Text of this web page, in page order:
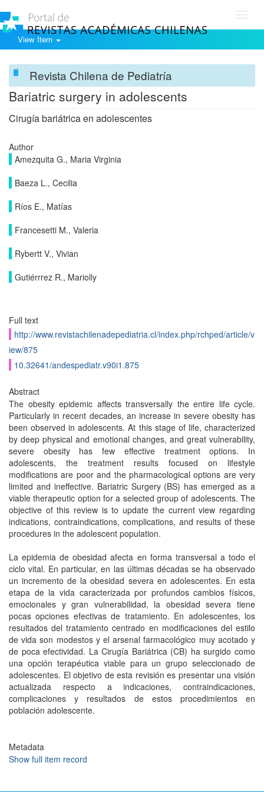
View Item
Revista Chilena de Pediatría
Bariatric surgery in adolescents
Cirugía bariátrica en adolescentes
Author
Amezquita G., Maria Virginia
Baeza L., Cecilia
Ríos E., Matías
Francesetti M., Valeria
Rybertt V., Vivian
Gutiérrrez R., Mariolly
Full text
http://www.revistachilenadepediatria.cl/index.php/rchped/article/v
iew/875
10.32641/andespediatr.v90i1.875
Abstract
The obesity epidemic affects transversally the entire life cycle.
Particularly in recent decades, an increase in severe obesity has
been observed in adolescents. At this stage of life, characterized
by deep physical and emotional changes, and great vulnerability,
severe obesity has few effective treatment options. In
adolescents, the treatment results focused on lifestyle
modifications are poor and the pharmacological options are very
limited and ineffective. Bariatric Surgery (BS) has emerged as a
viable therapeutic option for a selected group of adolescents. The
objective of this review is to update the current view regarding
indications, contraindications, complications, and results of these
procedures in the adolescent population.
La epidemia de obesidad afecta en forma transversal a todo el
ciclo vital. En particular, en las últimas décadas se ha observado
un incremento de la obesidad severa en adolescentes. En esta
etapa de la vida caracterizada por profundos cambios físicos,
emocionales y gran vulnerabilidad, la obesidad severa tiene
pocas opciones efectivas de tratamiento. En adolescentes, los
resultados del tratamiento centrado en modificaciones del estilo
de vida son modestos y el arsenal farmacológico muy acotado y
de poca efectividad. La Cirugía Bariátrica (CB) ha surgido como
una opción terapéutica viable para un grupo seleccionado de
adolescentes. El objetivo de esta revisión es presentar una visión
actualizada respecto a indicaciones, contraindicaciones,
complicaciones y resultados de estos procedimientos en
población adolescente.
Metadata
Show full item record